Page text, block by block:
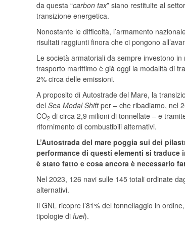
da questa “carbon tax” siano restituite al
transizione energetica.
Nonostante le difficoltà, l’armamento
risultati raggiunti finora che ci pongono
Le società armatoriali da sempre investono
trasporto marittimo è già oggi la modalità di
2% circa delle emissioni.
A proposito di Autostrade del Mare, la
del Sea Modal Shiftper – che ribadiamo, nel
CO2 di circa 2,9 milioni di tonnellate – e
rifornimento di combustibili alternativi.
L’Autostrada del mare poggia sui dei
performance di questi elementi si traduce
è stato fatto e cosa ancora è necessario
Nel 2023, 126 navi sulle 145 totali ordinate
alternativi.
Il GNL ricopre l’81% del tonnellaggio in
tipologie di fuel).